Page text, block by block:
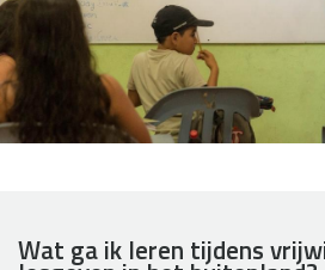
Wat ga ik leren tijdens